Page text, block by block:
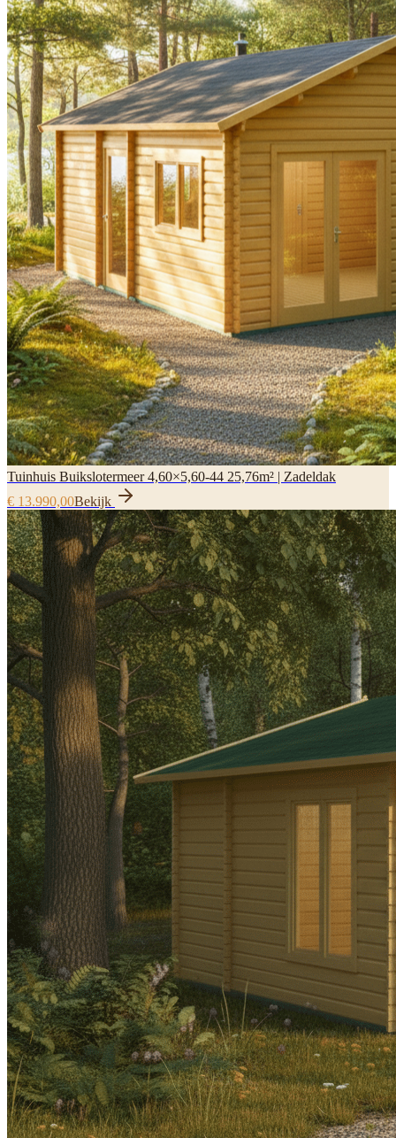
Tuinhuis Buikslotermeer 4,60×5,60-44 25,76m² | Zadeldak
€ 13.990,00Bekijk